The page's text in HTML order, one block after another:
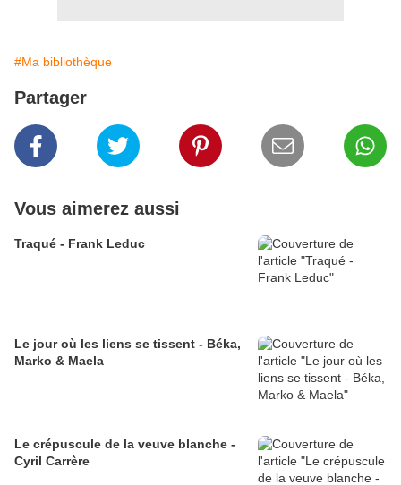
#Ma bibliothèque
Partager
Vous aimerez aussi
Traqué - Frank Leduc
Le jour où les liens se tissent - Béka,
Marko & Maela
Le crépuscule de la veuve blanche -
Cyril Carrère